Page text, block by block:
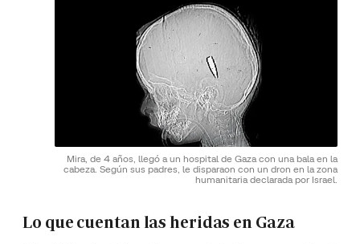
Mira, de 4 años, llegó a un hospital de Gaza con una bala en la
cabeza. Según sus padres, le disparaon con un dron en la zona
humanitaria declarada por Israel.
Lo que cuentan las heridas en Gaza